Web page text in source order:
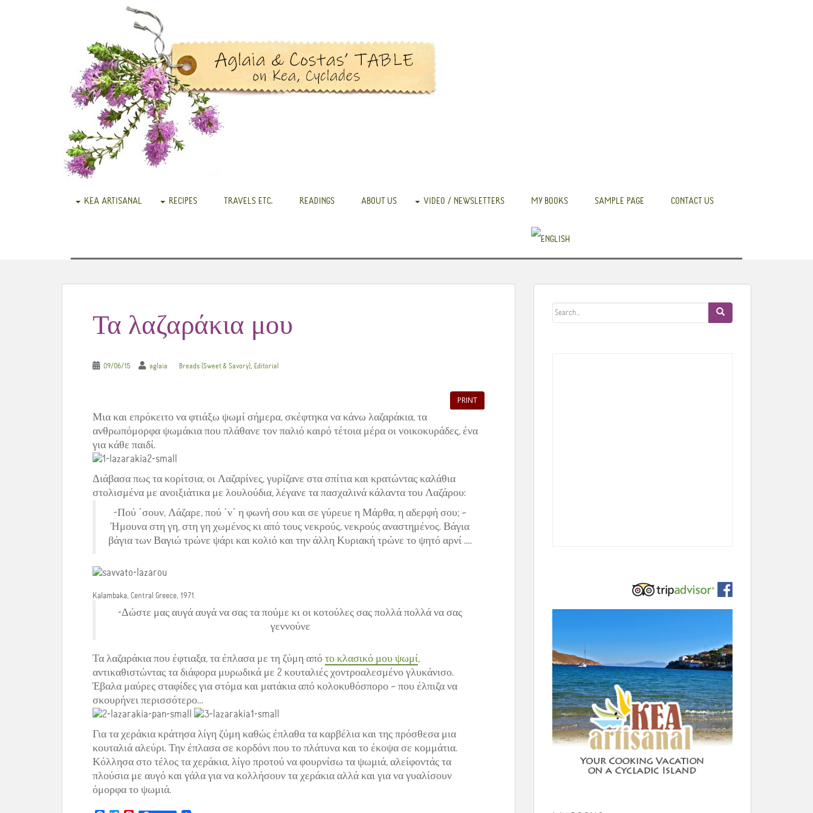
KEA ARTISANAL RECIPES TRAVELS ETC. READINGS ABOUT US VIDEO / NEWSLETTERS MY BOOKS SAMPLE PAGE CONTACT US
Τα λαζαράκια μου
09/06/15 aglaia Breads (Sweet & Savory), Editorial
PRINT
Μια και επρόκειτο να φτιάξω ψωμί σήμερα, σκέφτηκα να κάνω λαζαράκια, τα
ανθρωπόμορφα ψωμάκια που πλάθανε τον παλιό καιρό τέτοια μέρα οι νοικοκυράδες, ένα
για κάθε παιδί.
Διάβασα πως τα κορίτσια, οι Λαζαρίνες, γυρίζανε στα σπίτια και κρατώντας καλάθια
στολισμένα με ανοιξιάτικα με λουλούδια, λέγανε τα πασχαλινά κάλαντα του Λαζάρου:
-Πού ΄σουν, Λάζαρε, πού ΄ν΄ η φωνή σου και σε γύρευε η Μάρθα, η αδερφή σου; –
Ήμουνα στη γη, στη γη χωμένος κι από τους νεκρούς, νεκρούς αναστημένος. Βάγια
βάγια των Βαγιώ τρώνε ψάρι και κολιό και την άλλη Κυριακή τρώνε το ψητό αρνί ….
Kalambaka, Central Greece, 1971.
-Δώστε μας αυγά αυγά να σας τα πούμε κι οι κοτούλες σας πολλά πολλά να σας
γεννούνε
Τα λαζαράκια που έφτιαξα, τα έπλασα με τη ζύμη από το κλασικό μου ψωμί,
αντικαθιστώντας τα διάφορα μυρωδικά με 2 κουταλιές χοντροαλεσμένο γλυκάνισο.
Έβαλα μαύρες σταφίδες για στόμα και ματάκια από κολοκυθόσπορο – που έλπιζα να
σκουρήνει περισσότερο…
Για τα χεράκια κράτησα λίγη ζύμη καθώς έπλαθα τα καρβέλια και της πρόσθεσα μια
κουταλιά αλεύρι. Την έπλασα σε κορδόνι που το πλάτυνα και το έκοψα σε κομμάτια.
Κόλλησα στο τέλος τα χεράκια, λίγο προτού να φουρνίσω τα ψωμιά, αλείφοντάς τα
πλούσια με αυγό και γάλα για να κολλήσουν τα χεράκια αλλά και για να γυαλίσουν
όμορφα το ψωμιά.